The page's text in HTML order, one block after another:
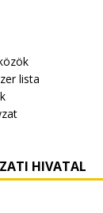
lista
HIVATAL